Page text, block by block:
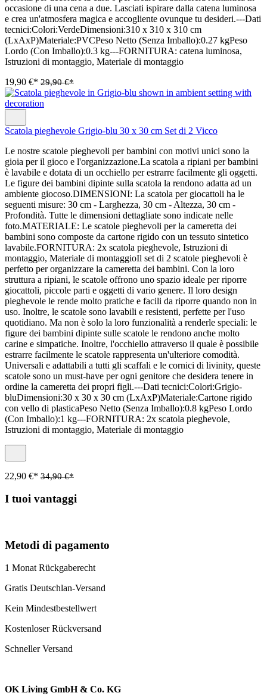
occasione di una cena a due. Lasciati ispirare dalla catena luminosa
e crea un'atmosfera magica e accogliente ovunque tu desideri.---Dati
tecnici:Colori:VerdeDimensioni:310 x 310 x 310 cm
(LxAxP)Materiale:PVCPeso Netto (Senza Imballo):0.27 kgPeso
Lordo (Con Imballo):0.3 kg---FORNITURA: catena luminosa,
Istruzioni di montaggio, Materiale di montaggio
19,90 €* 29,90 €*
Scatola pieghevole Grigio-blu 30 x 30 cm Set di 2 Vicco
Le nostre scatole pieghevoli per bambini con motivi unici sono la
gioia per il gioco e l'organizzazione.La scatola a ripiani per bambini
è lavabile e dotata di un occhiello per estrarre facilmente gli oggetti.
Le figure dei bambini dipinte sulla scatola la rendono adatta ad un
ambiente giocoso.DIMENSIONI: La scatola per giocattoli ha le
seguenti misure: 30 cm - Larghezza, 30 cm - Altezza, 30 cm -
Profondità. Tutte le dimensioni dettagliate sono indicate nelle
foto.MATERIALE: Le scatole pieghevoli per la cameretta dei
bambini sono composte da cartone rigido con un tessuto sintetico
lavabile.FORNITURA: 2x scatola pieghevole, Istruzioni di
montaggio, Materiale di montaggioIl set di 2 scatole pieghevoli è
perfetto per organizzare la cameretta dei bambini. Con la loro
struttura a ripiani, le scatole offrono uno spazio ideale per riporre
giocattoli, piccole parti e oggetti di vario genere. Il loro design
pieghevole le rende molto pratiche e facili da riporre quando non in
uso. Inoltre, le scatole sono lavabili e resistenti, perfette per l'uso
quotidiano. Ma non è solo la loro funzionalità a renderle speciali: le
figure dei bambini dipinte sulle scatole le rendono anche molto
carine e simpatiche. Inoltre, l'occhiello attraverso il quale è possibile
estrarre facilmente le scatole rappresenta un'ulteriore comodità.
Universali e adattabili a tutti gli scaffali e le cornici di livinity, queste
scatole sono un must-have per ogni genitore che desidera tenere in
ordine la cameretta dei propri figli.---Dati tecnici:Colori:Grigio-
bluDimensioni:30 x 30 x 30 cm (LxAxP)Materiale:Cartone rigido
con vello di plasticaPeso Netto (Senza Imballo):0.8 kgPeso Lordo
(Con Imballo):1 kg---FORNITURA: 2x scatola pieghevole,
Istruzioni di montaggio, Materiale di montaggio
22,90 €* 34,90 €*
I tuoi vantaggi
Metodi di pagamento
1 Monat Rückgaberecht
Gratis Deutschlan-Versand
Kein Mindestbestellwert
Kostenloser Rückversand
Schneller Versand
OK Living GmbH & Co. KG